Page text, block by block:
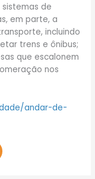
de
em parte, a
incluindo
trens e ônibus;
que escalonem
nos
andar-de-